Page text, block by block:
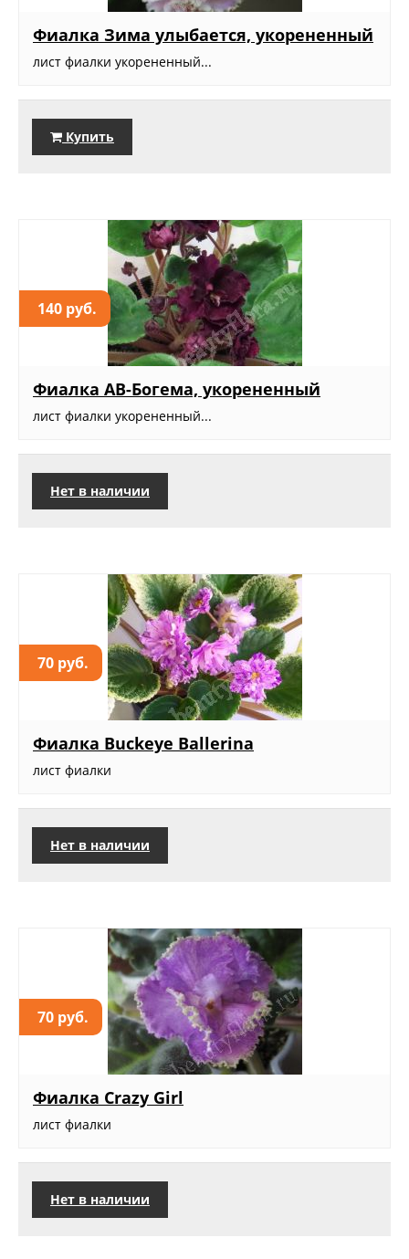
Фиалка Зима улыбается, укорененный
лист фиалки укорененный...
Купить
140 руб.
Фиалка АВ-Богема, укорененный
лист фиалки укорененный...
Нет в наличии
70 руб.
Фиалка Buckeye Ballerina
лист фиалки
Нет в наличии
70 руб.
Фиалка Crazy Girl
лист фиалки
Нет в наличии